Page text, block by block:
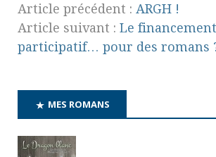
Article précédent : ARGH !
Article suivant : Le financement
participatif… pour des romans
MES ROMANS